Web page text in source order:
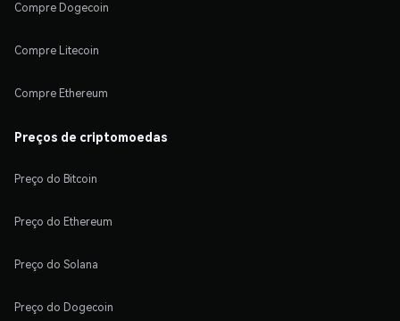
Compre Dogecoin
Compre Litecoin
Compre Ethereum
Preços de criptomoedas
Preço do Bitcoin
Preço do Ethereum
Preço do Solana
Preço do Dogecoin